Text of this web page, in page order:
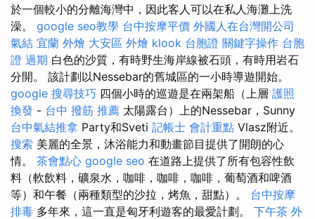
於一個較小的分離海灣中，因此客人可以在私人海灘上洗
澡。 google seo教學 台中按摩平價 外國人在台灣開公司
氣結 宜蘭 外燴 大安區 外燴 klook 台胞證 關鍵字操作 台胞
證 過期 白色的沙質，有時野生海岸線被石頭，有時用岩石
分開。 該計劃以Nessebar的舊城區的一小時導遊開始。
google 搜尋技巧 四個小時的巡遊是在兩架船（上層 護照
換發 - 台中 撥筋 推薦 太陽露台）上的Nessebar，Sunny
台中氣結推拿 Party和Sveti 記帳士 會計重點 Vlasz附近。
搜索 美麗的全景，沐浴能力和動畫節目提供了開朗的心
情。 茶會點心 google seo 在道路上提供了所有包容性飲
料（軟飲料，礦泉水，咖啡，咖啡，咖啡，葡萄酒和啤酒
等）和午餐（兩種類型的沙拉，烤魚，甜點）。 台中按摩
排毒 多年來，這一直是匈牙利遊客的最愛計劃。 下午茶 外